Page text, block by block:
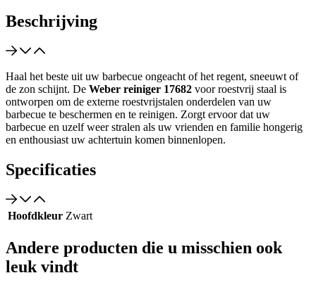
Beschrijving
Haal het beste uit uw barbecue ongeacht of het regent, sneeuwt of
de zon schijnt. De Weber reiniger 17682 voor roestvrij staal is
ontworpen om de externe roestvrijstalen onderdelen van uw
barbecue te beschermen en te reinigen. Zorgt ervoor dat uw
barbecue en uzelf weer stralen als uw vrienden en familie hongerig
en enthousiast uw achtertuin komen binnenlopen.
Specificaties
Hoofdkleur Zwart
Andere producten die u misschien ook
leuk vindt